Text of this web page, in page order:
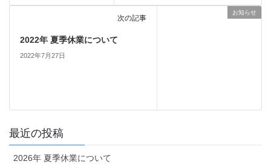
お知らせ
次の記事
2022年 夏季休業について
2022年7月27日
最近の投稿
2026年 夏季休業について